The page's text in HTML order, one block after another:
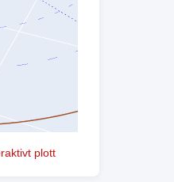
plott